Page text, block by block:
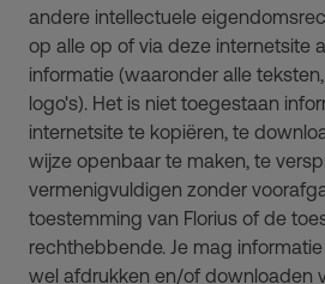
andere intellectuele
op alle op of via deze internetsite
informatie (waaronder alle
logo's). Het is niet toegestaan
internetsite te kopiëren, te
wijze openbaar te maken, te
vermenigvuldigen zonder
toestemming van Florius of de
rechthebbende. Je mag
wel afdrukken en/of downloaden